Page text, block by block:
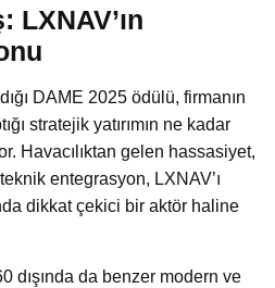
LXNAV’ın
DAME 2025 ödülü, firmanın
stratejik yatırımın ne kadar
Havacılıktan gelen hassasiyet,
entegrasyon, LXNAV’ı
dikkat çekici bir aktör haline
dışında da benzer modern ve